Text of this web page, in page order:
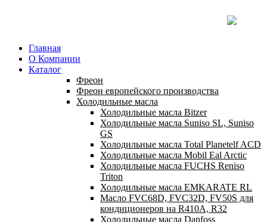
Главная
О Компании
Каталог
Фреон
Фреон европейского производства
Холодильные масла
Холодильные масла Bitzer
Холодильные масла Suniso SL, Suniso
GS
Холодильные масла Total Planetelf ACD
Холодильные масла Mobil Eal Arctic
Холодильные масла FUCHS Reniso
Triton
Холодильные масла EMKARATE RL
Масло FVC68D, FVC32D, FV50S для
кондиционеров на R410A, R32
Холодильные масла Danfoss